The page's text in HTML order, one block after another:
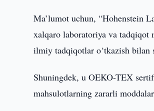
Ma’lumot uchun, “Hohenstein
xalqaro laboratoriya va tadqiqot
ilmiy tadqiqotlar o‘tkazish bilan
Shuningdek, u OEKO-TEX
mahsulotlarning zararli